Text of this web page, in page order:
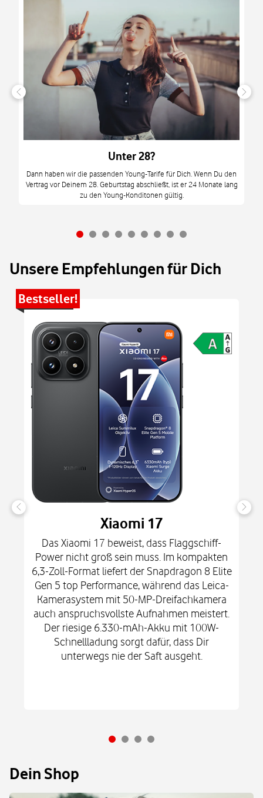
Unter 28?
Dann haben wir die passenden Young-Tarife für Dich. Wenn Du den
Vertrag vor Deinem 28. Geburtstag abschließt, ist er 24 Monate lang
zu den Young-Konditonen gültig.
Unsere Empfehlungen für Dich
Bestseller!
Xiaomi 17
Das Xiaomi 17 beweist, dass Flaggschiff-
Power nicht groß sein muss. Im kompakten
6,3-Zoll-Format liefert der Snapdragon 8 Elite
Gen 5 top Performance, während das Leica-
Kamerasystem mit 50-MP-Dreifachkamera
auch anspruchsvollste Aufnahmen meistert.
Der riesige 6.330-mAh-Akku mit 100W-
Schnellladung sorgt dafür, dass Dir
unterwegs nie der Saft ausgeht.
Dein Shop